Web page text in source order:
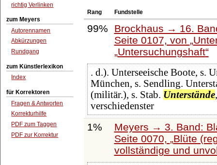
richtig Verlinken
zum Meyers
Autorennamen
Abkürzungen
Rundgang
zum Künstlerlexikon
Index
für Korrektoren
Fragen & Antworten
Korrekturhilfe
PDF zum Taggen
PDF zur Korrektur
Rang Fundstelle
99%
Brockhaus → 16.
Seite 0107, von
Untersuchungshaft
. d.). Unterseeische Boote, s.
München, s. Sendling.
(militär.), s. Stab. Unterstände
verschiedenster
1%
Meyers → 3. Band:
Seite 0070,
Blüte
vollständige und